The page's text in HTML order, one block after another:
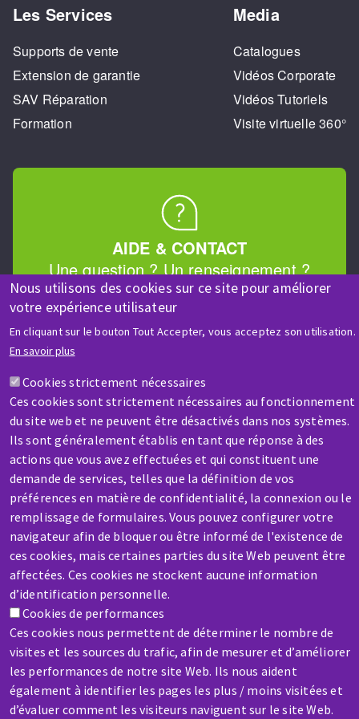
Nous utilisons des cookies sur ce site pour améliorer
votre expérience utilisateur
En cliquant sur le bouton Tout Accepter, vous acceptez son utilisation.
En savoir plus
Cookies strictement nécessaires
Ces cookies sont strictement nécessaires au fonctionnement
du site web et ne peuvent être désactivés dans nos systèmes.
Ils sont généralement établis en tant que réponse à des
actions que vous avez effectuées et qui constituent une
demande de services, telles que la définition de vos
préférences en matière de confidentialité, la connexion ou le
remplissage de formulaires. Vous pouvez configurer votre
navigateur afin de bloquer ou être informé de l'existence de
ces cookies, mais certaines parties du site Web peuvent être
affectées. Ces cookies ne stockent aucune information
d’identification personnelle.
Cookies de performances
Ces cookies nous permettent de déterminer le nombre de
visites et les sources du trafic, afin de mesurer et d’améliorer
les performances de notre site Web. Ils nous aident
également à identifier les pages les plus / moins visitées et
d’évaluer comment les visiteurs naviguent sur le site Web.
Les Services
Supports de vente
Extension de garantie
SAV Réparation
Formation
Media
Catalogues
Vidéos Corporate
Vidéos Tutoriels
Visite virtuelle 360°
AIDE & CONTACT
Une question ? Un renseignement ?
Contactez-nous
SAV / RÉPARATION
Une machine cassée ? En panne ?
Contactez-nous
au
contenu
principal